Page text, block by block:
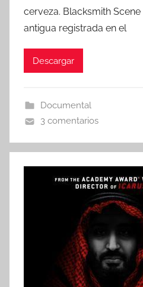
cerveza. Blacksmith
antigua registrada en el
Descargar
Documental
3 comentarios